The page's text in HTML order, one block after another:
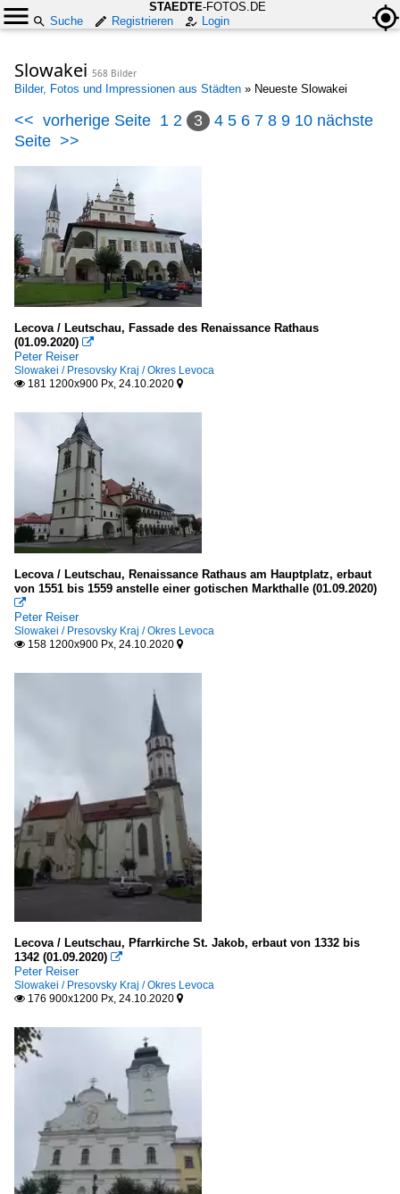
STAEDTE-FOTOS.DE
Suche
Registrieren Login
Slowakei 568 Bilder
Bilder, Fotos und Impressionen aus Städten » Neueste Slowakei
<< vorherige Seite 1 2 3 4 5 6 7 8 9 10 nächste
Seite >>
Lecova / Leutschau, Fassade des Renaissance Rathaus
(01.09.2020) 
Peter Reiser
Slowakei / Presovsky Kraj / Okres Levoca
 181 1200x900 Px, 24.10.2020 
Lecova / Leutschau, Renaissance Rathaus am Hauptplatz, erbaut
von 1551 bis 1559 anstelle einer gotischen Markthalle (01.09.2020)

Peter Reiser
Slowakei / Presovsky Kraj / Okres Levoca
 158 1200x900 Px, 24.10.2020 
Lecova / Leutschau, Pfarrkirche St. Jakob, erbaut von 1332 bis
1342 (01.09.2020) 
Peter Reiser
Slowakei / Presovsky Kraj / Okres Levoca
 176 900x1200 Px, 24.10.2020 